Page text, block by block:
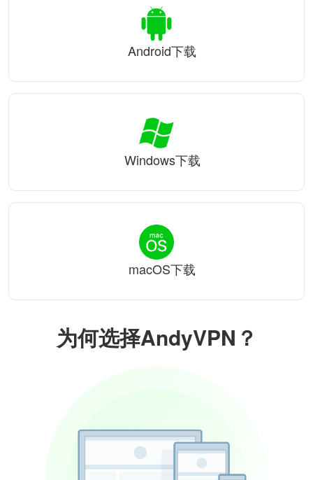
为何选择AndyVPN？
Android下载
Windows下载
macOS下载